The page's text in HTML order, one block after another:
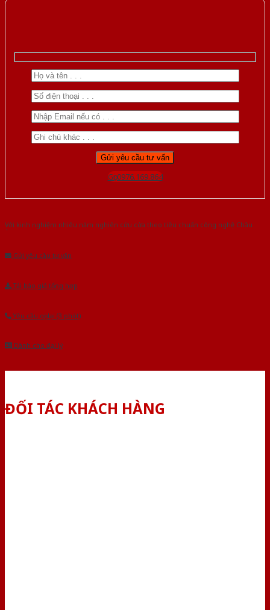
Gọi 0976.169.864
Với kinh nghiệm nhiêu năm nghiên cứu cửa theo tiêu chuẩn công nghệ Châu
Âu.Chúng tôi tự tin là nhà sản xuất & cung cấp hàng đầu tại Việt Nam!
Gửi yêu cầu tư vấn
Tải báo giá tổng hợp
Yêu cầu gọi lại (3 phút)
Dành cho đại lý
ĐỐI TÁC KHÁCH HÀNG